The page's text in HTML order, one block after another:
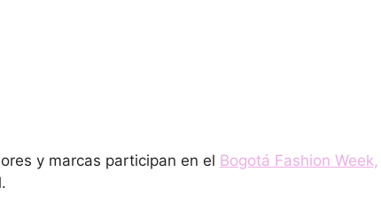
y marcas participan en el Bogotá Fashion Week,